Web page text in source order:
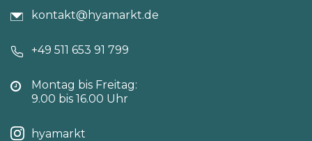
kontakt@hyamarkt.de
+49 511 653 91 799
Montag bis Freitag:
9.00 bis 16.00 Uhr
hyamarkt